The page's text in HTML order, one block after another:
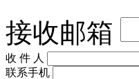
接收邮箱
收 件 人
联系手机